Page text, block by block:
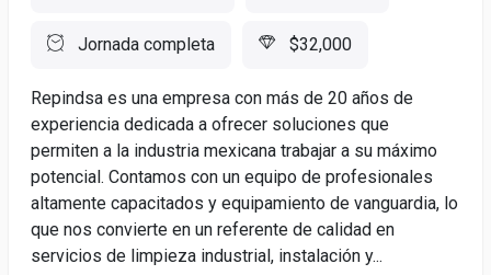
Jornada completa $32,000
Repindsa es una empresa con más de 20 años de
experiencia dedicada a ofrecer soluciones que
permiten a la industria mexicana trabajar a su máximo
potencial. Contamos con un equipo de profesionales
altamente capacitados y equipamiento de vanguardia, lo
que nos convierte en un referente de calidad en
servicios de limpieza industrial, instalación y...